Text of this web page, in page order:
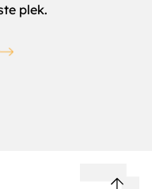
plek.